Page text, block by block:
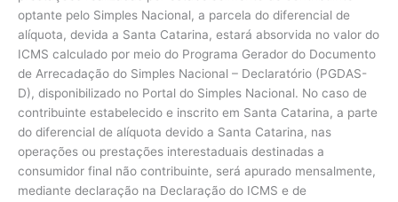
optante pelo Simples Nacional, a parcela do diferencial de
alíquota, devida a Santa Catarina, estará absorvida no valor do
ICMS calculado por meio do Programa Gerador do Documento
de Arrecadação do Simples Nacional – Declaratório (PGDAS-
D), disponibilizado no Portal do Simples Nacional. No caso de
contribuinte estabelecido e inscrito em Santa Catarina, a parte
do diferencial de alíquota devido a Santa Catarina, nas
operações ou prestações interestaduais destinadas a
consumidor final não contribuinte, será apurado mensalmente,
mediante declaração na Declaração do ICMS e de